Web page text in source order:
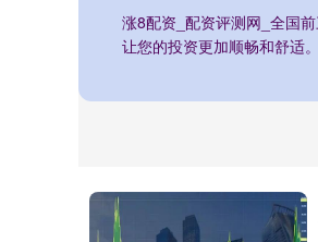
涨8配资_配资评测网_全国
让您的投资更加顺畅和舒适。